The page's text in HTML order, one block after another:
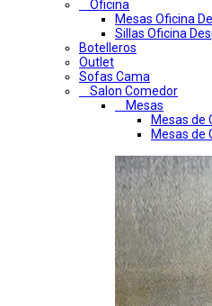
Oficina
Mesas Oficina
Sillas Oficina
Botelleros
Outlet
Sofas Cama
Salon Comedor
Mesas
Mesas de
Mesas de